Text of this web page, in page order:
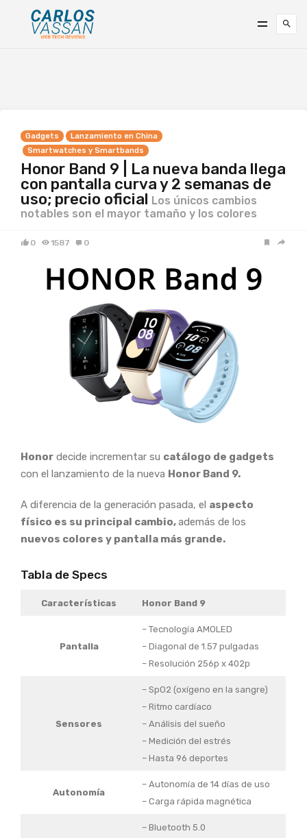
Gadgets
Lanzamiento en China
Smartwatches y Smartbands
Honor Band 9 | La nueva banda llega
con pantalla curva y 2 semanas de
uso; precio oficial Los únicos cambios
notables son el mayor tamaño y los colores
0 1587 0
Honor decide incrementar su catálogo de gadgets
con el lanzamiento de la nueva Honor Band 9.
A diferencia de la generación pasada, el aspecto
físico es su principal cambio,además de los
nuevos colores y pantalla más grande.
Tabla de Specs
Características Honor Band 9
Pantalla
– Tecnología AMOLED
– Diagonal de 1.57 pulgadas
– Resolución 256p x 402p
Sensores
– SpO2 (oxígeno en la sangre)
– Ritmo cardíaco
– Análisis del sueño
– Medición del estrés
– Hasta 96 deportes
Autonomía
– Autonomía de 14 días de uso
– Carga rápida magnética
– Bluetooth 5.0